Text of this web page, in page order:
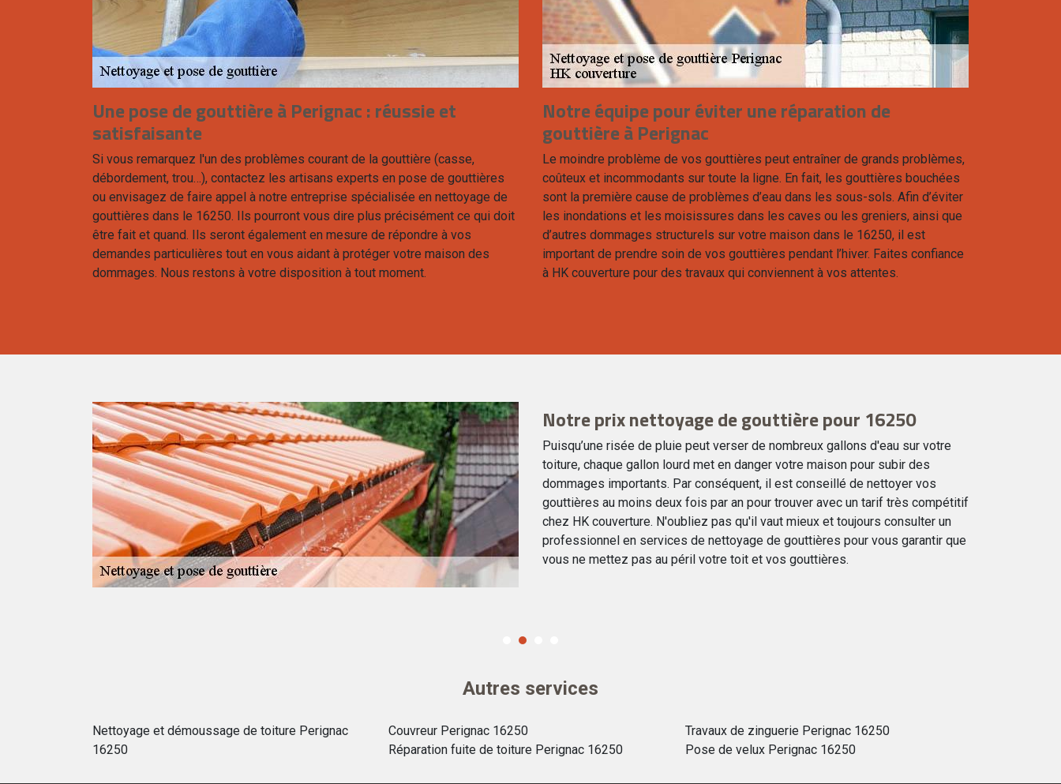
Une pose de gouttière à Perignac : réussie et
satisfaisante
Si vous remarquez l'un des problèmes courant de la gouttière (casse,
débordement, trou…), contactez les artisans experts en pose de gouttières
ou envisagez de faire appel à notre entreprise spécialisée en nettoyage de
gouttières dans le 16250. Ils pourront vous dire plus précisément ce qui doit
être fait et quand. Ils seront également en mesure de répondre à vos
demandes particulières tout en vous aidant à protéger votre maison des
dommages. Nous restons à votre disposition à tout moment.
Notre équipe pour éviter une réparation de
gouttière à Perignac
Le moindre problème de vos gouttières peut entraîner de grands problèmes,
coûteux et incommodants sur toute la ligne. En fait, les gouttières bouchées
sont la première cause de problèmes d’eau dans les sous-sols. Afin d’éviter
les inondations et les moisissures dans les caves ou les greniers, ainsi que
d’autres dommages structurels sur votre maison dans le 16250, il est
important de prendre soin de vos gouttières pendant l’hiver. Faites confiance
à HK couverture pour des travaux qui conviennent à vos attentes.
Notre prix nettoyage de gouttière pour 16250
Puisqu’une risée de pluie peut verser de nombreux gallons d'eau sur votre
toiture, chaque gallon lourd met en danger votre maison pour subir des
dommages importants. Par conséquent, il est conseillé de nettoyer vos
gouttières au moins deux fois par an pour trouver avec un tarif très compétitif
chez HK couverture. N'oubliez pas qu'il vaut mieux et toujours consulter un
professionnel en services de nettoyage de gouttières pour vous garantir que
vous ne mettez pas au péril votre toit et vos gouttières.
Autres services
Nettoyage et démoussage de toiture Perignac
16250
Couvreur Perignac 16250
Réparation fuite de toiture Perignac 16250
Travaux de zinguerie Perignac 16250
Pose de velux Perignac 16250